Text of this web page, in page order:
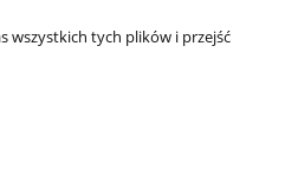
wszystkich tych plików i przejść